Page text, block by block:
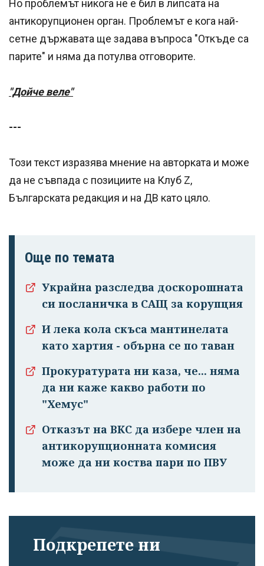
Но проблемът никога не е бил в липсата на
антикорупционен орган. Проблемът е кога най-
сетне държавата ще задава въпроса "Откъде са
парите" и няма да потулва отговорите.
"Дойче веле"
---
Този текст изразява мнение на авторката и може
да не съвпада с позициите на Клуб Z,
Българската редакция и на ДВ като цяло.
Още по темата
Украйна разследва доскорошната
си посланичка в САЩ за корупция
И лека кола скъса мантинелата
като хартия - обърна се по таван
Прокуратурата ни каза, че... няма
да ни каже какво работи по
"Хемус"
Отказът на ВКС да избере член на
антикорупционната комисия
може да ни коства пари по ПВУ
Подкрепете ни